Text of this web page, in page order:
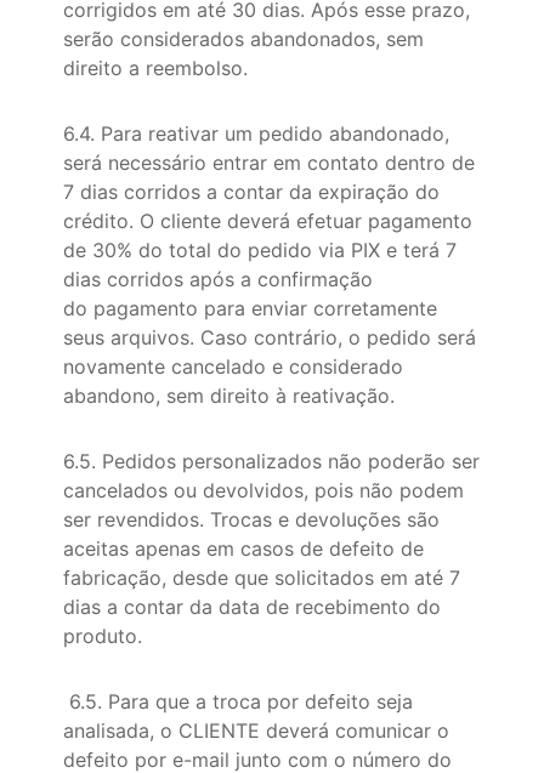
corrigidos em até 30 dias. Após esse prazo,
serão considerados abandonados, sem
direito a reembolso.
6.4. Para reativar um pedido abandonado,
será necessário entrar em contato dentro de
7 dias corridos a contar da expiração do
crédito. O cliente deverá efetuar pagamento
de 30% do total do pedido via PIX e terá 7
dias corridos após a confirmação
do pagamento para enviar corretamente
seus arquivos. Caso contrário, o pedido será
novamente cancelado e considerado
abandono, sem direito à reativação.
6.5. Pedidos personalizados não poderão ser
cancelados ou devolvidos, pois não podem
ser revendidos. Trocas e devoluções são
aceitas apenas em casos de defeito de
fabricação, desde que solicitados em até 7
dias a contar da data de recebimento do
produto.
6.5. Para que a troca por defeito seja
analisada, o CLIENTE deverá comunicar o
defeito por e-mail junto com o número do